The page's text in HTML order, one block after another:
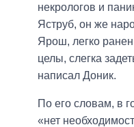
некрологов и
Яструб, он же
Ярош, легко
целы, слегка
написал Доник.
По его словам, в
«нет